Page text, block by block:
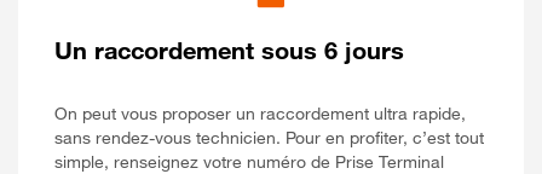
Un raccordement sous 6 jours
On peut vous proposer un raccordement ultra rapide,
sans rendez-vous technicien. Pour en profiter, c’est tout
simple, renseignez votre numéro de Prise Terminal